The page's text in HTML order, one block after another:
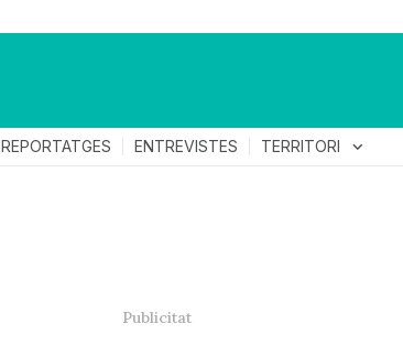
REPORTATGES ENTREVISTES TERRITORI expand_more